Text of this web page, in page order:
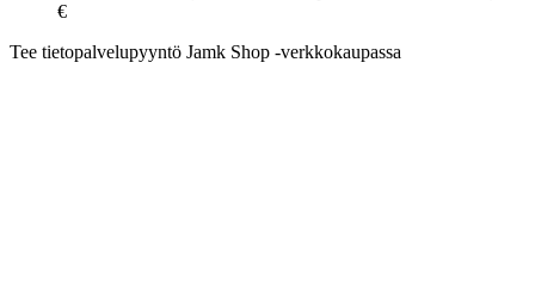
€
Tee tietopalvelupyyntö Jamk Shop -verkkokaupassa